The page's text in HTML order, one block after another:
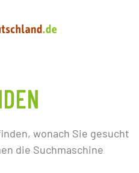
wonach Sie gesucht
die Suchmaschine